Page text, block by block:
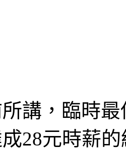
講，臨時
28元時薪